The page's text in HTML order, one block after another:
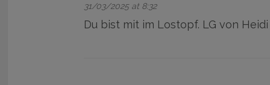
31/03/2025 at 8:32
Du bist mit im Lostopf. LG von Heidi